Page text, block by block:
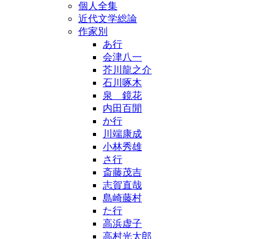
個人全集
近代文学総論
作家別
あ行
会津八一
芥川龍之介
石川啄木
泉 鏡花
内田百閒
か行
川端康成
小林秀雄
さ行
斎藤茂吉
志賀直哉
島崎藤村
た行
高浜虚子
高村光太郎